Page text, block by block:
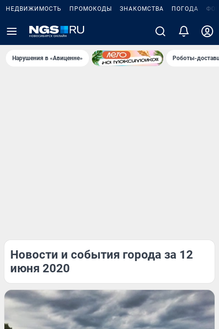
НЕДВИЖИМОСТЬ ПРОМОКОДЫ ЗНАКОМСТВА ПОГОДА
Нарушения в «Авиценне» Роботы-
Новости и события города за 12
июня 2020